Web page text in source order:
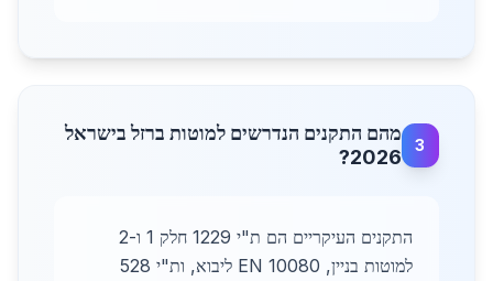
3
מהם התקנים הנדרשים למוטות ברזל בישראל
2026?
התקנים העיקריים הם ת"י 1229 חלק 1 ו-2
למוטות בניין, EN 10080 ליבוא, ות"י 528